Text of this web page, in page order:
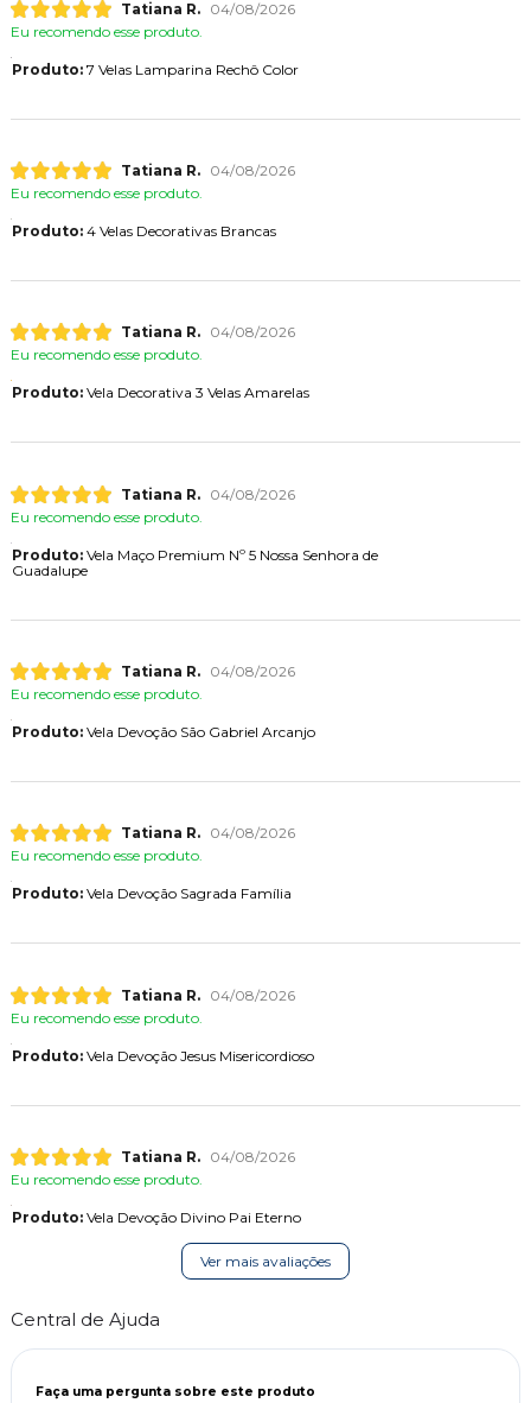
Tatiana R.
04/08/2026
Eu recomendo esse produto.
Produto:7 Velas Lamparina Rechô Color
Tatiana R.
04/08/2026
Eu recomendo esse produto.
Produto:4 Velas Decorativas Brancas
Tatiana R.
04/08/2026
Eu recomendo esse produto.
Produto:Vela Decorativa 3 Velas Amarelas
Tatiana R.
04/08/2026
Eu recomendo esse produto.
Produto:Vela Maço Premium Nº 5 Nossa Senhora de
Guadalupe
Tatiana R.
04/08/2026
Eu recomendo esse produto.
Produto:Vela Devoção São Gabriel Arcanjo
Tatiana R.
04/08/2026
Eu recomendo esse produto.
Produto:Vela Devoção Sagrada Família
Tatiana R.
04/08/2026
Eu recomendo esse produto.
Produto:Vela Devoção Jesus Misericordioso
Tatiana R.
04/08/2026
Eu recomendo esse produto.
Produto:Vela Devoção Divino Pai Eterno
Ver mais avaliações
Central de Ajuda
Faça uma pergunta sobre este produto